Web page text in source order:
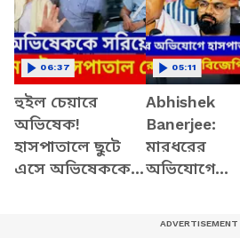
হুইল চেয়ারে
অভিষেক!
হাসপাতালে ছুটে
এসে অভিষেককে
06:37
Abhishek
Banerjee:
মারধরের
অভিযোগে
05:11